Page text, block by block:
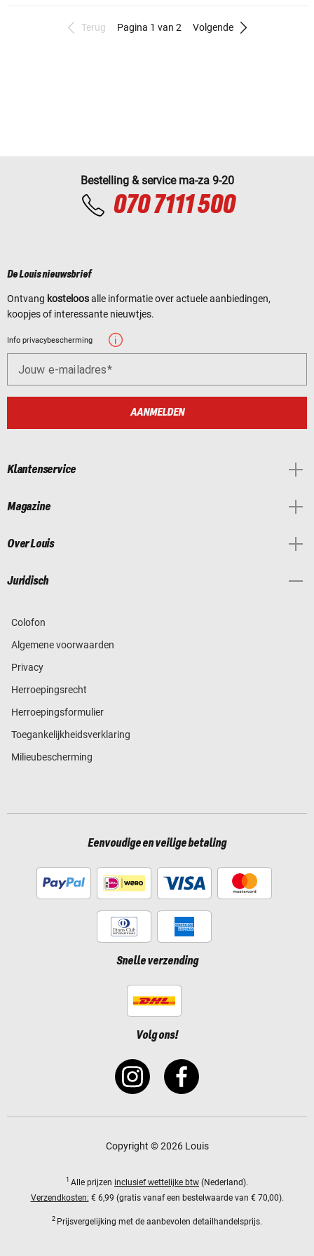
Terug Pagina 1 van 2 Volgende
Bestelling & service ma-za 9-20
070 7111 500
De Louis nieuwsbrief
Ontvang kosteloosalle informatie over actuele aanbiedingen,
koopjes of interessante nieuwtjes.
Info privacybescherming
Jouw e-mailadres
AANMELDEN
Klantenservice
Magazine
Over Louis
Juridisch
Colofon
Algemene voorwaarden
Privacy
Herroepingsrecht
Herroepingsformulier
Toegankelijkheidsverklaring
Milieubescherming
Eenvoudige en veilige betaling
Snelle verzending
Volg ons!
Copyright © 2026 Louis
1 Alle prijzen inclusief wettelijke btw (Nederland).
Verzendkosten: € 6,99 (gratis vanaf een bestelwaarde van € 70,00).
2 Prijsvergelijking met de aanbevolen detailhandelsprijs.